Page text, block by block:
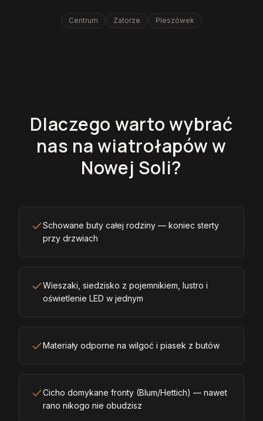
Centrum Zatorze Pleszówek
Dlaczego warto wybrać
nas na wiatrołapów w
Nowej Soli?
Schowane buty całej rodziny — koniec sterty
przy drzwiach
Wieszaki, siedzisko z pojemnikiem, lustro i
oświetlenie LED w jednym
Materiały odporne na wilgoć i piasek z butów
Cicho domykane fronty (Blum/Hettich) — nawet
rano nikogo nie obudzisz